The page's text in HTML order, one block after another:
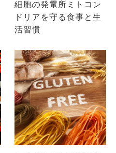
細胞の発電所ミトコン
ドリアを守る食事と生
活習慣